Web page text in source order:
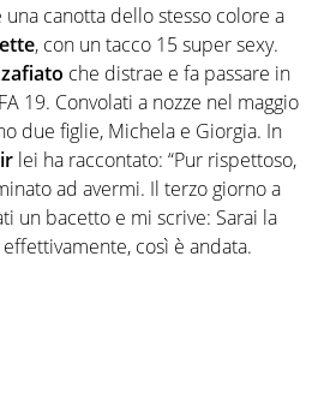
canotta dello stesso colore a
, con un tacco 15 super sexy.
che distrae e fa passare in
19. Convolati a nozze nel maggio
due figlie, Michela e Giorgia. In
lei ha raccontato: “Pur rispettoso,
ad avermi. Il terzo giorno a
un bacetto e mi scrive: Sarai la
così è andata.